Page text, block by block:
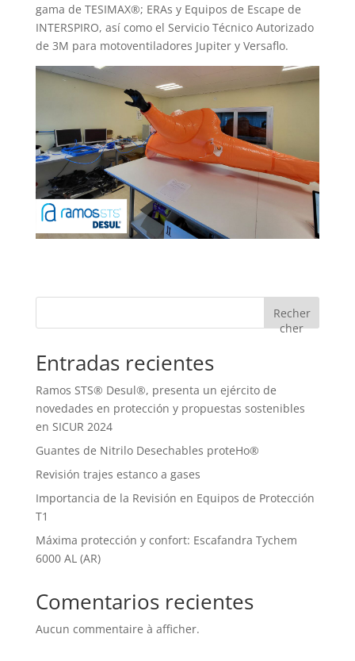
gama de TESIMAX®; ERAs y Equipos de Escape de
INTERSPIRO, así como el Servicio Técnico Autorizado
de 3M para motoventiladores Jupiter y Versaflo.
Recher
cher
Entradas recientes
Ramos STS® Desul®, presenta un ejército de
novedades en protección y propuestas sostenibles
en SICUR 2024
Guantes de Nitrilo Desechables proteHo®
Revisión trajes estanco a gases
Importancia de la Revisión en Equipos de Protección
T1
Máxima protección y confort: Escafandra Tychem
6000 AL (AR)
Comentarios recientes
Aucun commentaire à afficher.